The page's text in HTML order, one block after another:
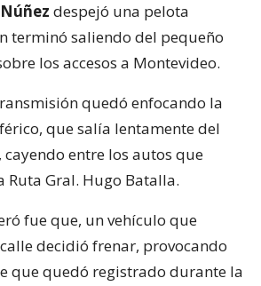
despejó una pelota
terminó saliendo del pequeño
los accesos a Montevideo.
quedó enfocando la
que salía lentamente del
entre los autos que
Gral. Hugo Batalla.
fue que, un vehículo que
decidió frenar, provocando
que quedó registrado durante la